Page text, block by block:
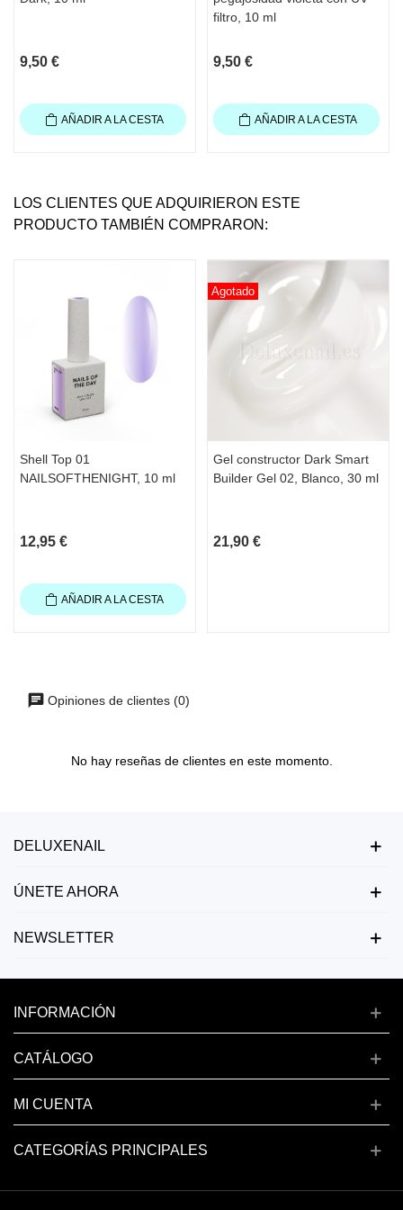
Los colores pueden variar ligeramente
según la resolución de cada pantalla.
9,50 €
AÑADIR A LA CESTA
filtro, 10 ml
9,50 €
AÑADIR A LA CESTA
LOS CLIENTES QUE ADQUIRIERON ESTE
PRODUCTO TAMBIÉN COMPRARON:
Shell Top 01
NAILSOFTHENIGHT, 10 ml
12,95 €
AÑADIR A LA CESTA
Agotado
Gel constructor Dark Smart
Builder Gel 02, Blanco, 30 ml
21,90 €
Opiniones de clientes (0)
No hay reseñas de clientes en este momento.
DELUXENAIL
ÚNETE AHORA
NEWSLETTER
INFORMACIÓN
CATÁLOGO
MI CUENTA
CATEGORÍAS PRINCIPALES